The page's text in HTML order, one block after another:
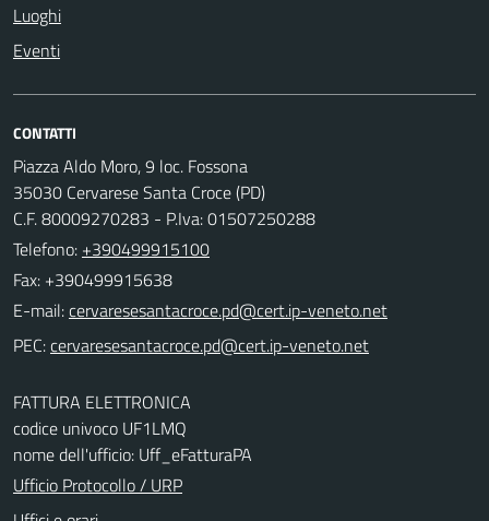
Luoghi
Eventi
CONTATTI
Piazza Aldo Moro, 9 loc. Fossona
35030 Cervarese Santa Croce (PD)
C.F. 80009270283 - P.Iva: 01507250288
Telefono: +390499915100
Fax: +390499915638
E-mail:
PEC:
FATTURA ELETTRONICA
codice univoco UF1LMQ
nome dell'ufficio: Uff_eFatturaPA
Ufficio Protocollo / URP